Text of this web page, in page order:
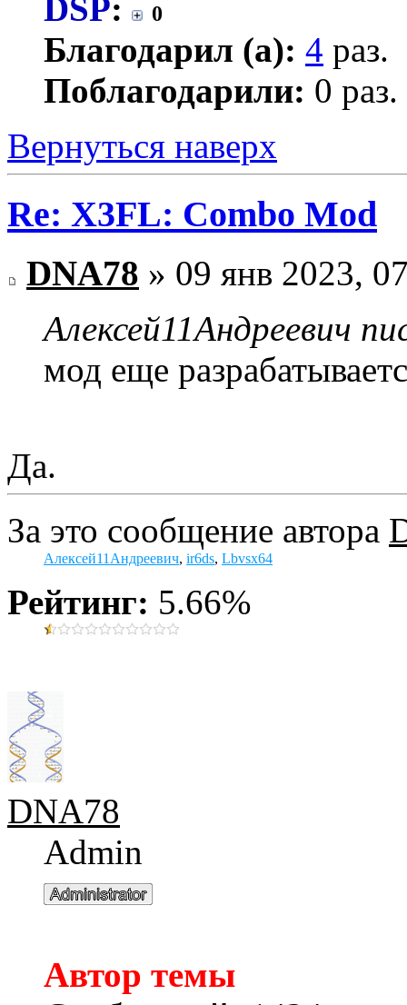
DSP: 0
Благодарил (а): 4 раз.
Поблагодарили: 0 раз.
Вернуться наверх
Re: X3FL: Combo Mod
DNA78 » 09 янв 2023,
Алексей11Андреевич
мод еще
Да.
За это сообщение автора
Алексей11Андреевич, ir6ds, Lbvsx64
Рейтинг: 5.66%
DNA78
Admin
Автор темы